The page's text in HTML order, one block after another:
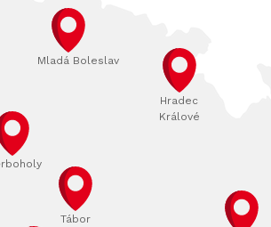
Tábor
Hradec
Králové
Mladá Boleslav